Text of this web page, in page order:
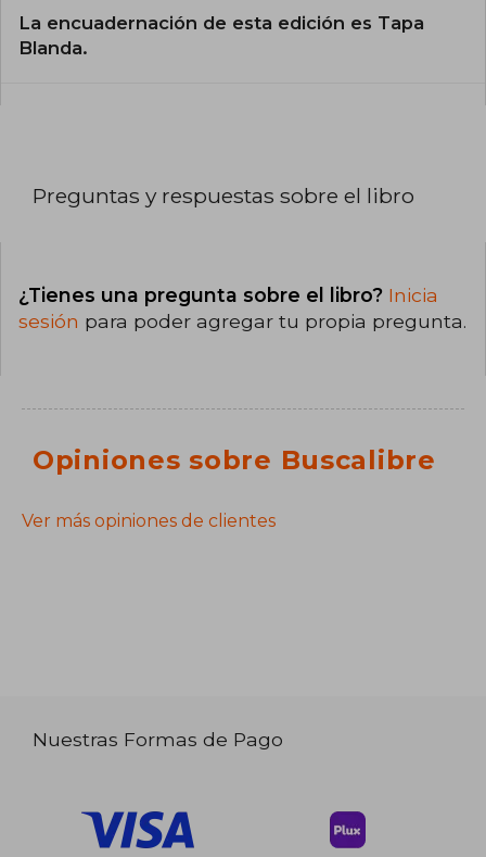
La encuadernación de esta edición es Tapa
Blanda.
Preguntas y respuestas sobre el libro
¿Tienes una pregunta sobre el libro? Inicia
sesión para poder agregar tu propia pregunta.
Opiniones sobre Buscalibre
Ver más opiniones de clientes
Nuestras Formas de Pago